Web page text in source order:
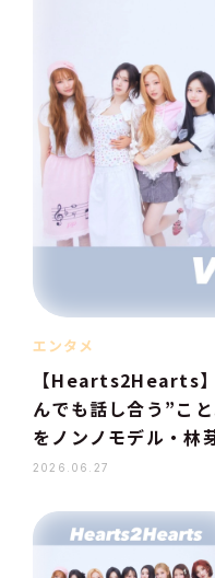
エンタメ
【Hearts2Hearts
んでも話し合う”こ
をノンノモデル・林
2026.06.27